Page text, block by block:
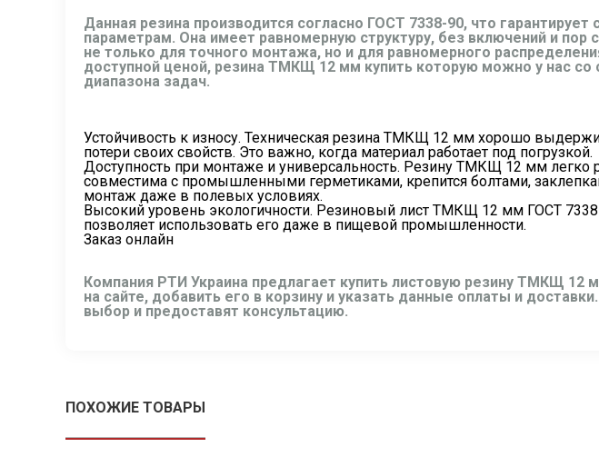
Данная резина производится согласно ГОСТ 7338-90, что
параметрам. Она имеет равномерную структуру, без включений и
не только для точного монтажа, но и для равномерного
доступной ценой, резина ТМКЩ 12 мм купить которую можно у нас
диапазона задач.
Устойчивость к износу. Техническая резина ТМКЩ 12 мм хорошо
потери своих свойств. Это важно, когда материал работает под погрузкой.
Доступность при монтаже и универсальность. Резину ТМКЩ 12 мм
совместима с промышленными герметиками, крепится болтами,
монтаж даже в полевых условиях.
Высокий уровень экологичности. Резиновый лист ТМКЩ 12 мм ГОСТ
позволяет использовать его даже в пищевой промышленности.
Заказ онлайн
Компания РТИ Украина предлагает купить листовую резину ТМКЩ 12
на сайте, добавить его в корзину и указать данные оплаты и
выбор и предоставят консультацию.
ПОХОЖИЕ ТОВАРЫ